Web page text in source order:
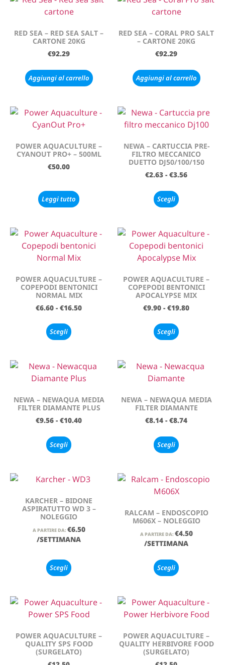
RED SEA – RED SEA SALT –
CARTONE 20KG
€92.29
Aggiungi al carrello
RED SEA – CORAL PRO SALT
– CARTONE 20KG
€92.29
Aggiungi al carrello
POWER AQUACULTURE –
CYANOUT PRO+ – 500ML
€50.00
Leggi tutto
NEWA – CARTUCCIA PRE-
FILTRO MECCANICO
DUETTO DJ50/100/150
€2.63 - €3.56
Scegli
POWER AQUACULTURE –
COPEPODI BENTONICI
NORMAL MIX
€6.60 - €16.50
Scegli
POWER AQUACULTURE –
COPEPODI BENTONICI
APOCALYPSE MIX
€9.90 - €19.80
Scegli
NEWA – NEWAQUA MEDIA
FILTER DIAMANTE PLUS
€9.56 - €10.40
Scegli
NEWA – NEWAQUA MEDIA
FILTER DIAMANTE
€8.14 - €8.74
Scegli
KARCHER – BIDONE
ASPIRATUTTO WD 3 –
NOLEGGIO
A PARTIRE DA: €6.50
/SETTIMANA
Scegli
RALCAM – ENDOSCOPIO
M606X – NOLEGGIO
A PARTIRE DA: €4.50
/SETTIMANA
Scegli
POWER AQUACULTURE –
QUALITY SPS FOOD
(SURGELATO)
POWER AQUACULTURE –
QUALITY HERBIVORE FOOD
(SURGELATO)